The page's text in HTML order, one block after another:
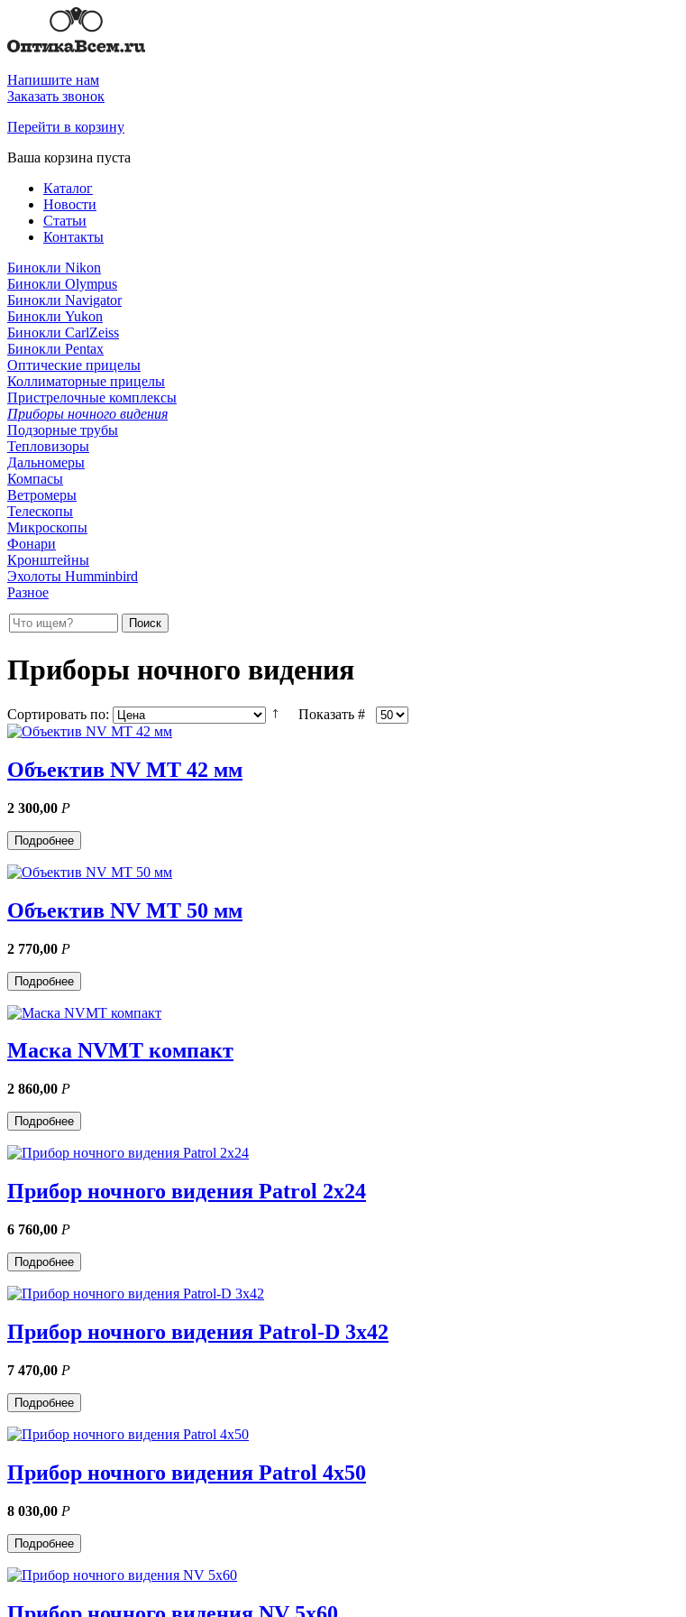
Напишите нам
Заказать звонок
Перейти в корзину
Ваша корзина пуста
Каталог
Новости
Статьи
Контакты
Бинокли Nikon
Бинокли Olympus
Бинокли Navigator
Бинокли Yukon
Бинокли CarlZeiss
Бинокли Pentax
Оптические прицелы
Коллиматорные прицелы
Пристрелочные комплексы
Приборы ночного видения
Подзорные трубы
Тепловизоры
Дальномеры
Компасы
Ветромеры
Телескопы
Микроскопы
Фонари
Кронштейны
Эхолоты Humminbird
Разное
Приборы ночного видения
Сортировать по: Показать #
Объектив NV MT 42 мм
2 300,00 Р
Подробнее
Объектив NV MT 50 мм
2 770,00 Р
Подробнее
Маска NVMT компакт
2 860,00 Р
Подробнее
Прибор ночного видения Patrol 2x24
6 760,00 Р
Подробнее
Прибор ночного видения Patrol-D 3x42
7 470,00 Р
Подробнее
Прибор ночного видения Patrol 4x50
8 030,00 Р
Подробнее